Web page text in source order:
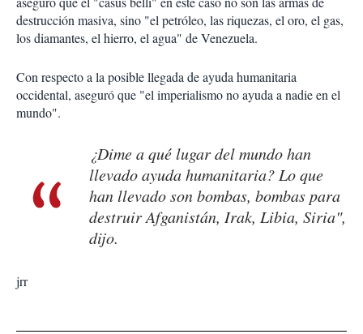
destrucción masiva, sino "el petróleo, las riquezas, el oro, el gas,
los diamantes, el hierro, el agua" de Venezuela.
Con respecto a la posible llegada de ayuda humanitaria
occidental, aseguró que "el imperialismo no ayuda a nadie en el
mundo".
¿Dime a qué lugar del mundo han
llevado ayuda humanitaria? Lo que
han llevado son bombas, bombas para
destruir Afganistán, Irak, Libia, Siria",
dijo.
jrr